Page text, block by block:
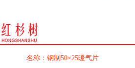
名称：钢制50×25暖气片